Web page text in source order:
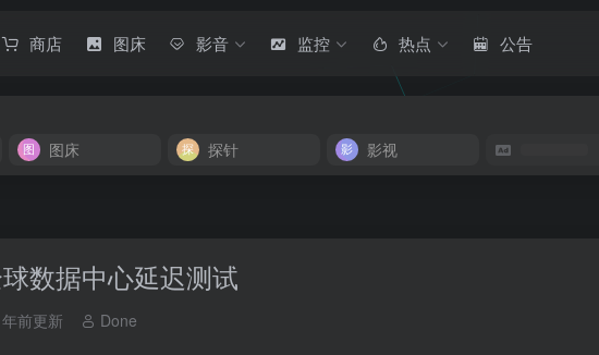
商店 图床 影音 监控 热点 公告
图床
探针 影视
数据中心延迟测试
前更新 Done